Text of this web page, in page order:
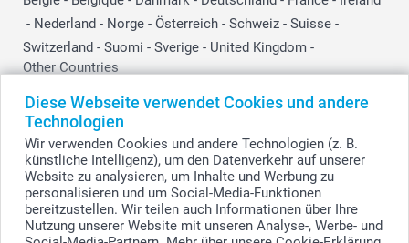
Diese Webseite verwendet Cookies und andere
Technologien
Wir verwenden Cookies und andere Technologien (z. B.
künstliche Intelligenz), um den Datenverkehr auf unserer
Website zu analysieren, um Inhalte und Werbung zu
personalisieren und um Social-Media-Funktionen
bereitzustellen. Wir teilen auch Informationen über Ihre
Nutzung unserer Website mit unseren Analyse-, Werbe- und
- Nederland - Norge - Österreich - Schweiz - Suisse -
Switzerland - Suomi - Sverige - United Kingdom -
Other Countries
© smartphoto Group. Alle Rechte vorbehalten.
Alle Preise verstehen sich in Schweizer Franken (CHF) inkl. MwSt. und zzgl.
Versandkosten.